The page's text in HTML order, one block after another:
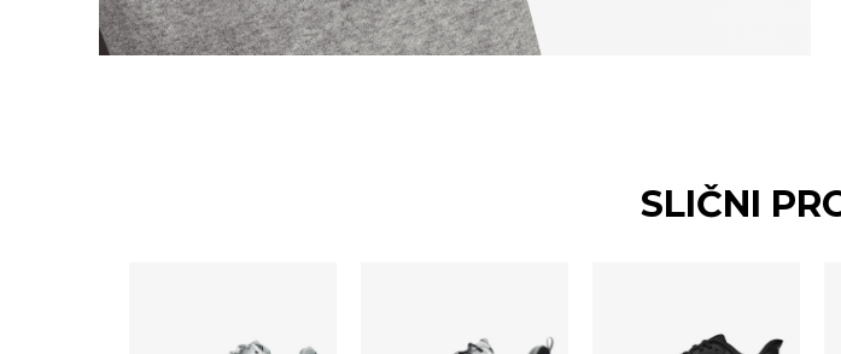
SLIČNI